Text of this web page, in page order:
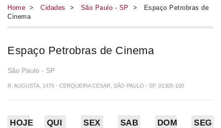
Home > Cidades > São Paulo - SP > Espaço Petrobras de
Cinema
Espaço Petrobras de Cinema
São Paulo - SP
R. AUGUSTA, 1475 - CERQUEIRA CÉSAR, SÃO PAULO - SP, 01305-100
HOJE QUI SEX SAB DOM SEG